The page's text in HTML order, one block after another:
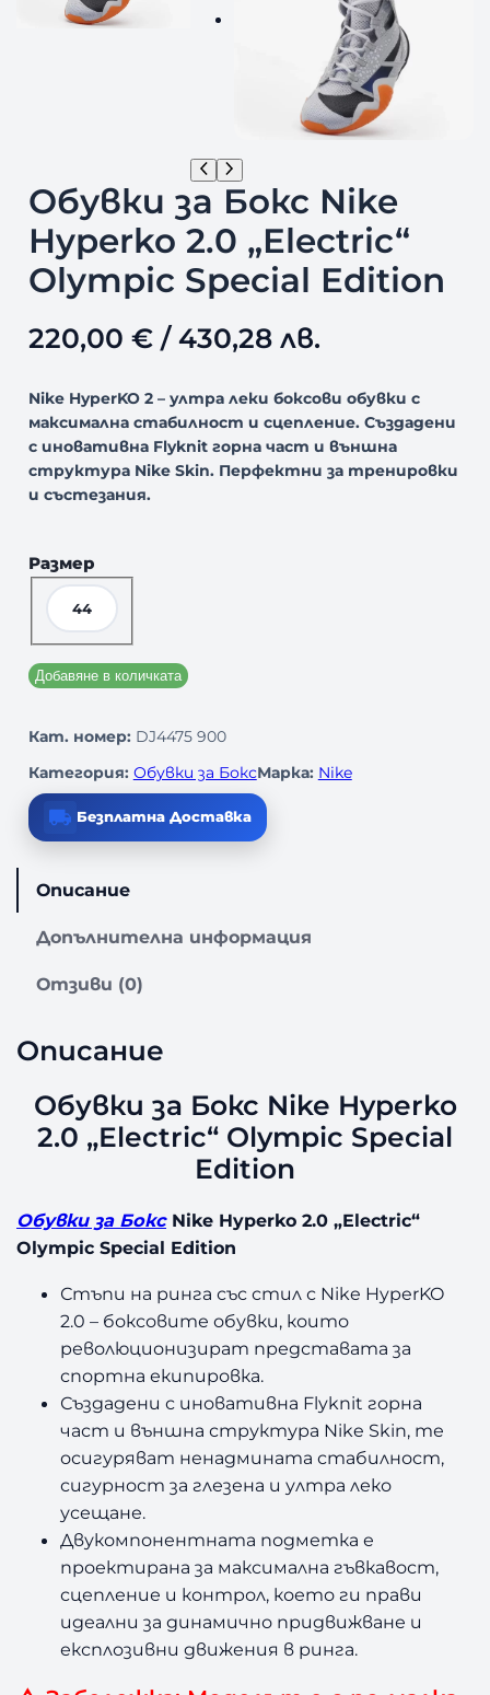
Обувки за Бокс Nike
Hyperko 2.0 „Electric“
Olympic Special Edition
220,00 €/ 430,28 лв.
Nike HyperKO 2 – ултра леки боксови обувки с
максимална стабилност и сцепление. Създадени
с иновативна Flyknit горна част и външна
структура Nike Skin. Перфектни за тренировки
и състезания.
Размер
44
Добавяне в количката
Кат. номер: DJ4475 900
Категория: Обувки за БоксМарка: Nike
Безплатна Доставка
Описание
Допълнителна информация
Отзиви (0)
Описание
Обувки за Бокс Nike Hyperko
2.0 „Electric“ Olympic Special
Edition
Обувки за БоксNike Hyperko 2.0 „Electric“
Olympic Special Edition
Стъпи на ринга със стил с Nike HyperKO
2.0– боксовите обувки, които
революционизират представата за
спортна екипировка.
Създадени с иновативна Flyknitгорна
част и външна структура Nike Skin, те
осигуряват ненадмината стабилност,
сигурност за глезена и ултра леко
усещане.
Двукомпонентната подметка е
проектирана за максимална гъвкавост,
сцепление и контрол, което ги прави
идеални за динамично придвижване и
експлозивни движения в ринга.